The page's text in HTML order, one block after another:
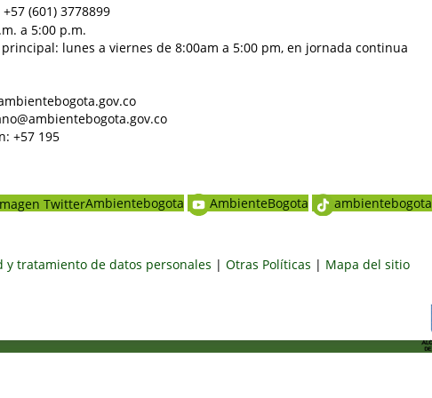
(601) 3778899
a 5:00 p.m.
lunes a viernes de 8:00am a 5:00 pm, en jornada continua
+57 195
Ambientebogota AmbienteBogota ambientebogota
y tratamiento de datos personales | Otras Políticas | Mapa del sitio